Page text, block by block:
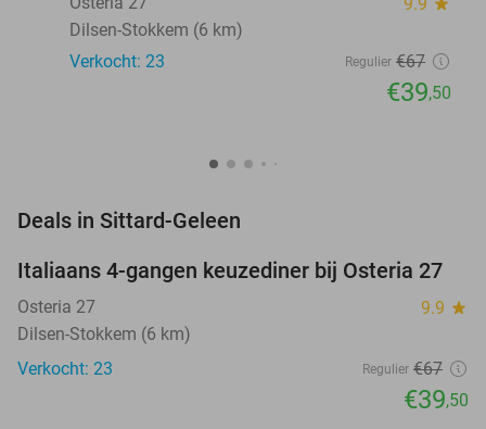
Dilsen-Stokkem (6 km)
Verkocht: 23
Regulier €67
€39,50
Deals in Sittard-Geleen
41%
TODAY
Italiaans 4-gangen keuzediner bij Osteria 27
Osteria 27 9.9 star
Dilsen-Stokkem (6 km)
Verkocht: 23
Regulier €67
€39,50